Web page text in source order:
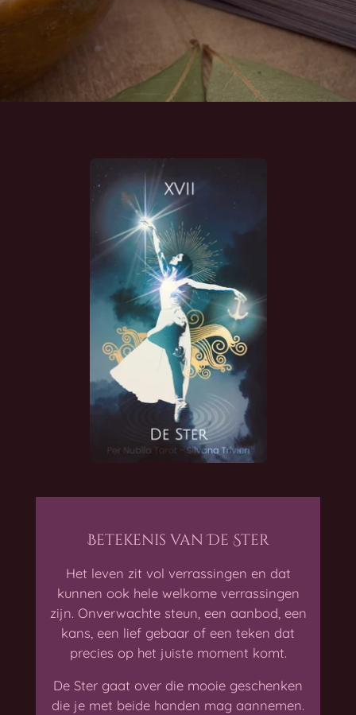
Betekenis van De Ster
Het leven zit vol verrassingen en dat
kunnen ook hele welkome verrassingen
zijn. Onverwachte steun, een aanbod, een
kans, een lief gebaar of een teken dat
precies op het juiste moment komt.
De Ster gaat over die mooie geschenken
die je met beide handen mag aannemen.